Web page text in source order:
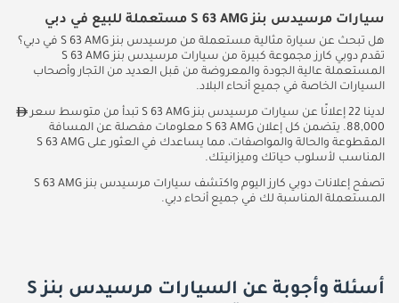
سيارات مرسيدس بنز S 63 AMG مستعملة للبيع في دبي
هل تبحث عن سيارة مثالية مستعملة من مرسيدس بنز S 63 AMG في دبي؟
تقدم دوبي كارز مجموعة كبيرة من سيارات مرسيدس بنز S 63 AMG
المستعملة عالية الجودة والمعروضة من قبل العديد من التجار وأصحاب
السيارات الخاصة في جميع أنحاء البلاد.
لدينا 22 إعلانًا عن سيارات مرسيدس بنز S 63 AMG تبدأ من متوسط سعر
88,000. يتضمن كل إعلان S 63 AMG معلومات مفصلة عن المسافة
المقطوعة والحالة والمواصفات، مما يساعدك في العثور على S 63 AMG
المناسب لأسلوب حياتك وميزانيتك.
تصفح إعلانات دوبي كارز اليوم واكتشف سيارات مرسيدس بنز S 63 AMG
المستعملة المناسبة لك في جميع أنحاء دبي.
أسئلة وأجوبة عن السيارات مرسيدس بنز S